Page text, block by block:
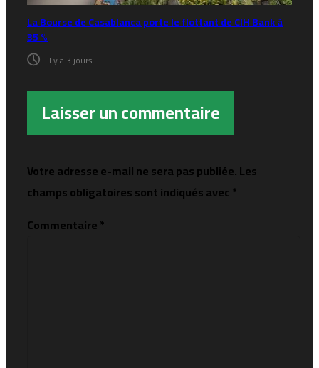
La Bourse de Casablanca porte le flottant de CIH Bank à
35 %
il y a 3 jours
Laisser un commentaire
Votre adresse e-mail ne sera pas publiée.Les
champs obligatoires sont indiqués avec*
Commentaire*